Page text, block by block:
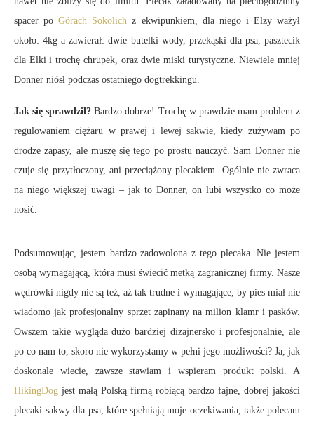
spacer poGórach Sokolich z ekwipunkiem, dla niego i Elzy ważył
około: 4kg a zawierał: dwie butelki wody, przekąski dla psa, pasztecik
dla Elki i trochę chrupek, oraz dwie miski turystyczne. Niewiele mniej
Donner niósł podczas ostatniego dogtrekkingu.
Jak się sprawdził? Bardzo dobrze! Trochę w prawdzie mam problem z
regulowaniem ciężaru w prawej i lewej sakwie, kiedy zużywam po
drodze zapasy, ale muszę się tego po prostu nauczyć. Sam Donner nie
czuje się przytłoczony, ani przeciążony plecakiem. Ogólnie nie zwraca
na niego większej uwagi – jak to Donner, on lubi wszystko co może
nosić.
Podsumowując, jestem bardzo zadowolona z tego plecaka. Nie jestem
osobą wymagającą, która musi świecić metką zagranicznej firmy. Nasze
wędrówki nigdy nie są też, aż tak trudne i wymagające, by pies miał nie
wiadomo jak profesjonalny sprzęt zapinany na milion klamr i pasków.
Owszem takie wygląda dużo bardziej dizajnersko i profesjonalnie, ale
po co nam to, skoro nie wykorzystamy w pełni jego możliwości? Ja, jak
doskonale wiecie, zawsze stawiam i wspieram produkt polski. A
HikingDog jest małą Polską firmą robiącą bardzo fajne, dobrej jakości
plecaki-sakwy dla psa, które spełniają moje oczekiwania, także polecam